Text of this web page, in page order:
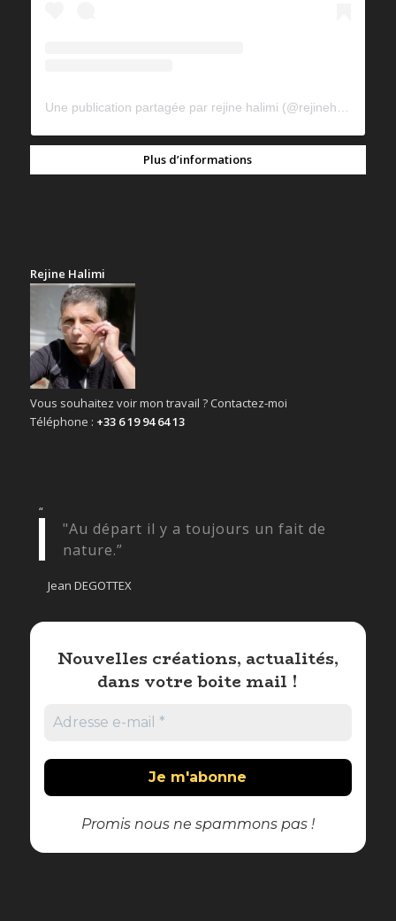
Plus d’informations
Rejine Halimi
Vous souhaitez voir mon travail ? Contactez-moi
Téléphone : +33 6 19 94 64 13
“
"Au départ il y a toujours un fait de
nature.”
Jean DEGOTTEX
Nouvelles créations, actualités,
dans votre boite mail !
Promis nous ne spammons pas !